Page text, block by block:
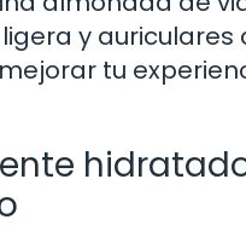
y auriculares
tu